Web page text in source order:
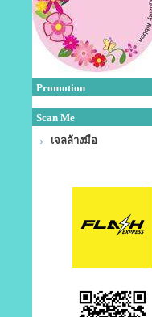
Promotion
Scan Me
เจลล้างมือ